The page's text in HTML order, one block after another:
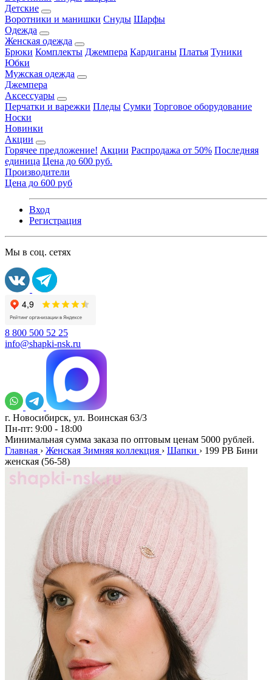
Детские
Воротники и манишки Снуды Шарфы
Одежда
Женская одежда
Брюки Комплекты Джемпера Кардиганы Платья Туники
Юбки
Мужская одежда
Джемпера
Аксессуары
Перчатки и варежки Пледы Сумки Торговое оборудование
Носки
Новинки
Акции
Горячее предложение! Акции Распродажа от 50% Последняя
единица Цена до 600 руб.
Производители
Цена до 600 руб
Вход
Регистрация
Мы в соц. сетях
8 800 500 52 25
info@shapki-nsk.ru
г. Новосибирск, ул. Воинская 63/3
Пн-пт: 9:00 - 18:00
Минимальная сумма заказа по оптовым ценам 5000 рублей.
Главная › Женская Зимняя коллекция › Шапки › 199 PB Бини
женская (56-58)